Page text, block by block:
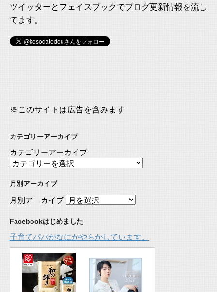
ツイッターとフェイスブックでブログ更新情報を流し
てます。
※このサイトは広告を含みます
カテゴリーアーカイブ
カテゴリーアーカイブ
月別アーカイブ
月別アーカイブ
Facebookはじめました
子育てパパがなにかやらかしています。